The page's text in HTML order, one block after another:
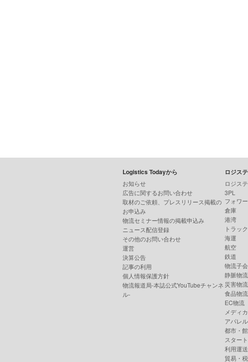
Logistics Todayから
お知らせ
広告に関するお問い合わせ
取材のご依頼、プレスリリース掲載の
お申込み
物流セミナー情報の掲載申込み
ニュース配信登録
その他のお問い合わせ
運営
決算公告
記事の利用
個人情報保護方針
物流報道局-本誌公式YouTubeチャンネ
ル-
ロジス
ロジス
3PL
フォワ
倉庫
港湾
トラッ
海運
航空
鉄道
物流子
静脈物流
災害物流
食品物流
EC物流
メディ
アパレ
都市・
スター
利用運送
貿易・